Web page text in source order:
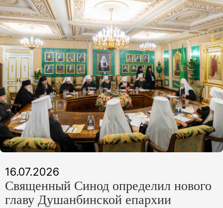
16.07.2026
Священный Синод определил нового
главу Душанбинской епархии